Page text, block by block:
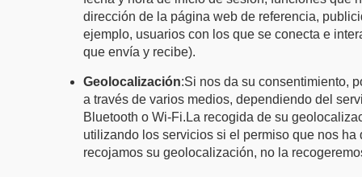
dirección de la página web de referencia,
ejemplo, usuarios con los que se conecta e
que envía y recibe).
Geolocalización:Si nos da su consentimiento,
a través de varios medios, dependiendo del
Bluetooth o Wi-Fi.La recogida de su
utilizando los servicios si el permiso que nos
recojamos su geolocalización, no la